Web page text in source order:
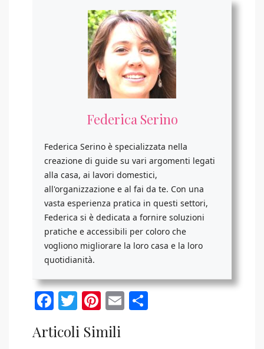
Federica Serino
Federica Serino è specializzata nella
creazione di guide su vari argomenti legati
alla casa, ai lavori domestici,
all'organizzazione e al fai da te. Con una
vasta esperienza pratica in questi settori,
Federica si è dedicata a fornire soluzioni
pratiche e accessibili per coloro che
vogliono migliorare la loro casa e la loro
quotidianità.
Facebook
Twitter
Pinterest
Email
Articoli Simili